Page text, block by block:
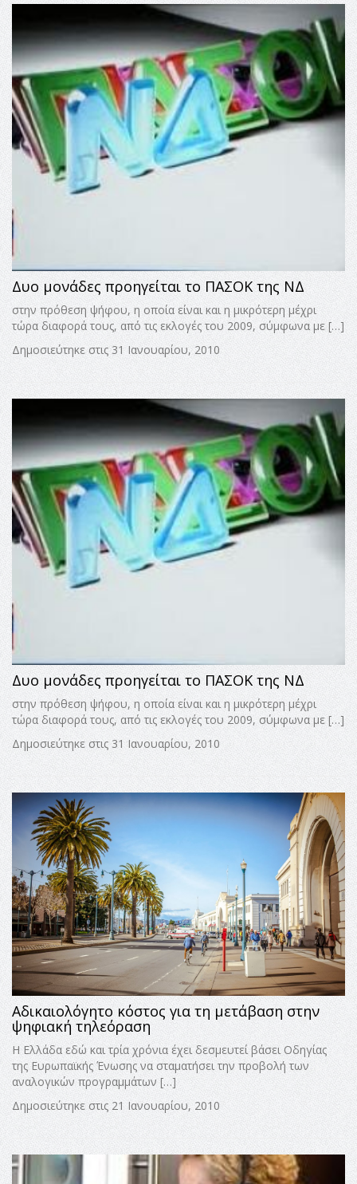
Δυο μονάδες προηγείται το ΠΑΣΟΚ της ΝΔ
στην πρόθεση ψήφου, η οποία είναι και η μικρότερη μέχρι
τώρα διαφορά τους, από τις εκλογές του 2009, σύμφωνα με […]
Δημοσιεύτηκε στις 31 Ιανουαρίου, 2010
Δυο μονάδες προηγείται το ΠΑΣΟΚ της ΝΔ
στην πρόθεση ψήφου, η οποία είναι και η μικρότερη μέχρι
τώρα διαφορά τους, από τις εκλογές του 2009, σύμφωνα με […]
Δημοσιεύτηκε στις 31 Ιανουαρίου, 2010
Αδικαιολόγητο κόστος για τη μετάβαση στην
ψηφιακή τηλεόραση
Η Ελλάδα εδώ και τρία χρόνια έχει δεσμευτεί βάσει Οδηγίας
της Ευρωπαϊκής Ένωσης να σταματήσει την προβολή των
αναλογικών προγραμμάτων […]
Δημοσιεύτηκε στις 21 Ιανουαρίου, 2010